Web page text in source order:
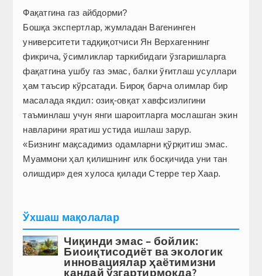
Фақатгина газ айбдорми?
Бошқа экспертлар, жумладан Вагенинген
университети тадқиқотчиси Ян Верхагеннинг
фикрича, ўсимликлар таркибидаги ўзгаришларга
фақатгина ушбу газ эмас, балки ўғитлаш усуллари
ҳам таъсир кўрсатади. Бироқ барча олимлар бир
масалада якдил: озиқ-овқат хавфсизлигини
таъминлаш учун янги шароитларга мослашган экин
навларини яратиш устида ишлаш зарур.
«Бизнинг мақсадимиз одамларни қўрқитиш эмас.
Муаммони ҳал қилишнинг илк босқичида уни тан
олишдир» дея хулоса қилади Стерре тер Хаар.
Ўхшаш мақолалар
Чиқинди эмас – бойлик:
Биоиқтисодиёт ва экологик
инновациялар ҳаётимизни
қандай ўзгартирмоқда?